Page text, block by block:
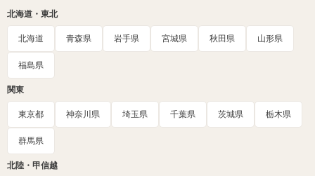
北海道・東北
北海道 青森県 岩手県 宮城県 秋田県 山形県
福島県
関東
東京都 神奈川県 埼玉県 千葉県 茨城県 栃木県
群馬県
北陸・甲信越